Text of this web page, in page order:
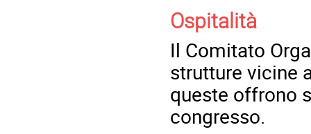
Ospitalità
Il Comitato
strutture vicine
queste offrono
congresso.